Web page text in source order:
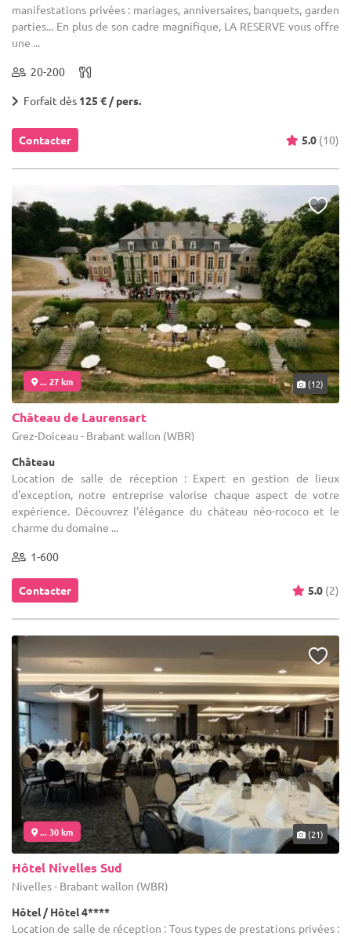
manifestations privées : mariages, anniversaires, banquets, garden
parties... En plus de son cadre magnifique, LA RESERVE vous offre
une ...
20-200
Forfait dès 125 € / pers.
Contacter 5.0 (10)
... 27 km (12)
Château de Laurensart
Grez-Doiceau - Brabant wallon (WBR)
Château
Location de salle de réception : Expert en gestion de lieux
d'exception, notre entreprise valorise chaque aspect de votre
expérience. Découvrez l'élégance du château néo-rococo et le
charme du domaine ...
1-600
Contacter 5.0 (2)
... 30 km (21)
Hôtel Nivelles Sud
Nivelles - Brabant wallon (WBR)
Hôtel / Hôtel 4****
Location de salle de réception : Tous types de prestations privées :